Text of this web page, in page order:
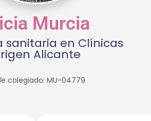
Murcia
sanitaria en Clínicas
Alicante
colegiado: MU-04779